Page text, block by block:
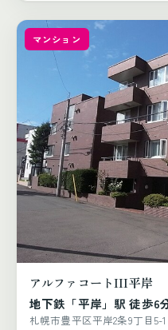
マンション
アルファコートIII平岸
地下鉄「平岸」駅 徒歩6
札幌市豊平区平岸2条9丁目5-1